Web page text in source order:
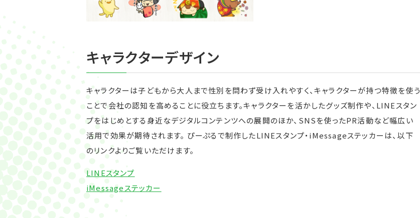
キャラクターデザイン
キャラクターは子どもから大人まで性別を問わず受け入れやすく、キャラクターが持つ特徴を使う
ことで会社の認知を高めることに役立ちます。キャラクターを活かしたグッズ制作や、LINEスタン
プをはじめとする身近なデジタルコンテンツへの展開のほか、SNSを使ったPR活動など幅広い
活用で効果が期待されます。 ぴーぷるで制作したLINEスタンプ・iMessageステッカーは、以下
のリンクよりご覧いただけます。
LINEスタンプ
iMessageステッカー